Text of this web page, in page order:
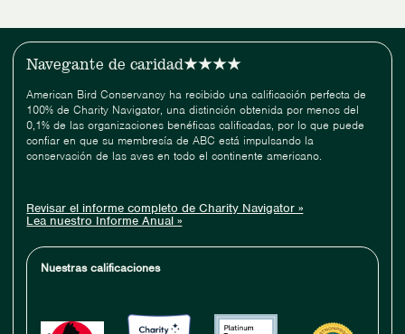
Navegante de caridad
American Bird Conservancy ha recibido una calificación perfecta de
100% de Charity Navigator, una distinción obtenida por menos del
0,1% de las organizaciones benéficas calificadas, por lo que puede
confiar en que su membresía de ABC está impulsando la
conservación de las aves en todo el continente americano.
Revisar el informe completo de Charity Navigator »
Lea nuestro Informe Anual »
Nuestras calificaciones